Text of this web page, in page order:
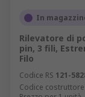
In
Rilevatore di
pin, 3 fili,
Filo
Codice RS 121-
Codice costruttore